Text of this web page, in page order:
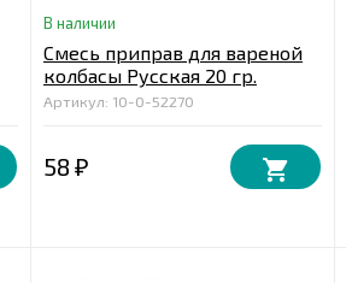
В наличии
Смесь приправ для вареной
колбасы Русская 20 гр.
Артикул: 10-0-52270
58 ₽